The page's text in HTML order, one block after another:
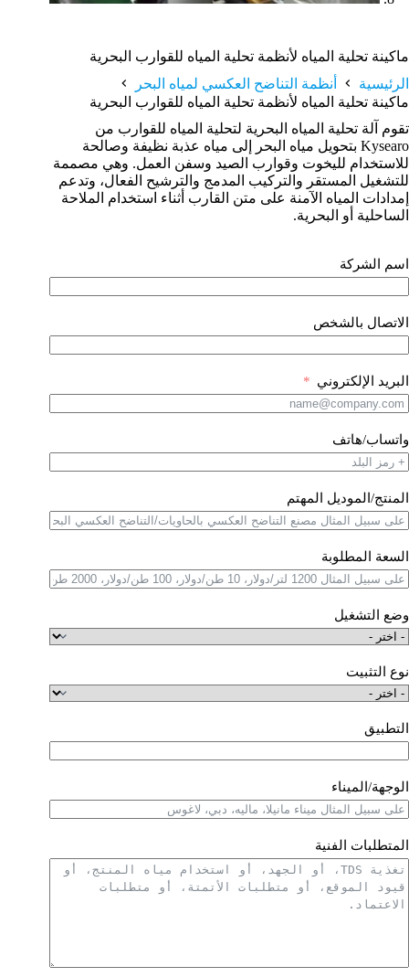
ماكينة تحلية المياه لأنظمة تحلية المياه للقوارب البحرية
الرئيسية
أنظمة التناضح العكسي لمياه البحر
ماكينة تحلية المياه لأنظمة تحلية المياه للقوارب البحرية
تقوم آلة تحلية المياه البحرية لتحلية المياه للقوارب من
Kysearo بتحويل مياه البحر إلى مياه عذبة نظيفة وصالحة
للاستخدام لليخوت وقوارب الصيد وسفن العمل. وهي مصممة
للتشغيل المستقر والتركيب المدمج والترشيح الفعال، وتدعم
إمدادات المياه الآمنة على متن القارب أثناء استخدام الملاحة
الساحلية أو البحرية.
اسم الشركة
الاتصال بالشخص
البريد الإلكتروني
واتساب/هاتف
المنتج/الموديل المهتم
السعة المطلوبة
وضع التشغيل
نوع التثبيت
التطبيق
الوجهة/الميناء
المتطلبات الفنية